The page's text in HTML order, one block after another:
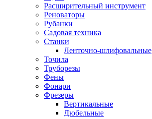
Расширительный инструмент
Реноваторы
Рубанки
Садовая техника
Станки
Ленточно-шлифовальные
Точила
Труборезы
Фены
Фонари
Фрезеры
Вертикальные
Дюбельные